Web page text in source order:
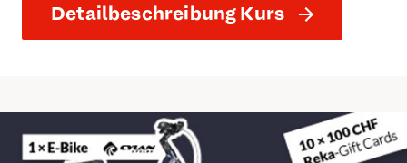
Detailbeschreibung Kurs